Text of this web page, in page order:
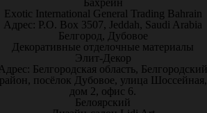
Бахрейн
Exotic International General Trading Bahrain
Адрес: P.O. Box 3507, Jeddah, Saudi Arabia
Белгород, Дубовое
Декоративные отделочные материалы
Элит-Декор
Белгородская область, Белгородский
посёлок Дубовое, улица Шоссейная,
дом 2, офис 6.
Белоярский